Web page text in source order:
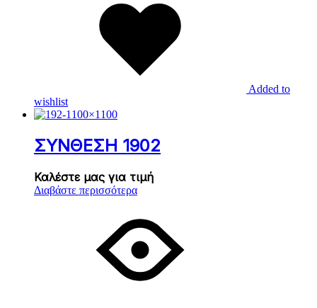
Added to
wishlist
ΣΥΝΘΕΣΗ 1902
Καλέστε μας για τιμή
Διαβάστε περισσότερα